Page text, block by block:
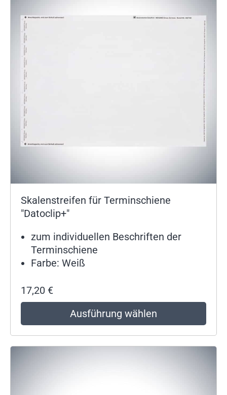
Skalenstreifen für Terminschiene
"Datoclip+"
zum individuellen Beschriften der
Terminschiene
Farbe: Weiß
17,20 €
Ausführung wählen